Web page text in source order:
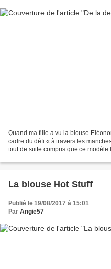
Quand ma fille a vu la blouse
cadre du défi « à travers les
tout de suite compris que ce
La blouse Hot Stuff
Publié le 19/08/2017 à 15:01
Par Angie57